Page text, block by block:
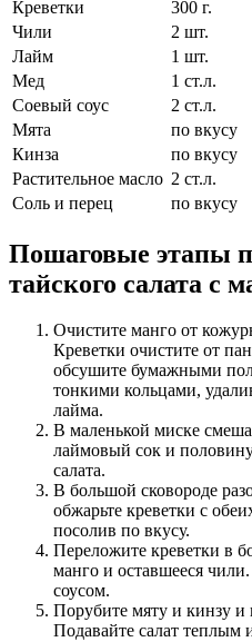
Креветки 300 г.
Чили
2 шт.
Лайм
1 шт.
Мед
1 ст.л.
Соевый соус
2 ст.л.
Мята
по вкусу
Кинза
по вкусу
Растительное масло 2 ст.л.
Соль и перец
по вкусу
Пошаговые этапы
тайского салата с
Очистите манго от
Креветки очистите от
обсушите бумажными
тонкими кольцами,
лайма.
В маленькой миске
лаймовый сок и
салата.
В большой сковороде
обжарьте креветки с
посолив по вкусу.
Переложите креветки в
манго и оставшееся
соусом.
Порубите мяту и кинзу и
Подавайте салат теплым